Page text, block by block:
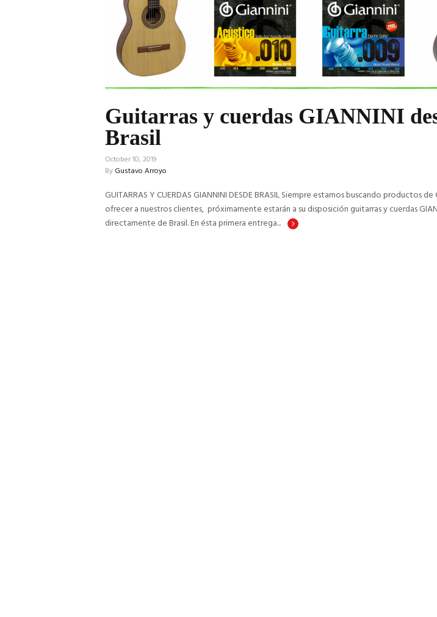
Guitarras y cuerdas GIANNINI
Brasil
October 10, 2019
By Gustavo Arroyo
GUITARRAS Y CUERDAS GIANNINI DESDE BRASIL Siempre estamos buscando productos de
ofrecer a nuestros clientes, próximamente estarán a su disposición guitarras y cuerdas
directamente de Brasil. En ésta primera entrega...